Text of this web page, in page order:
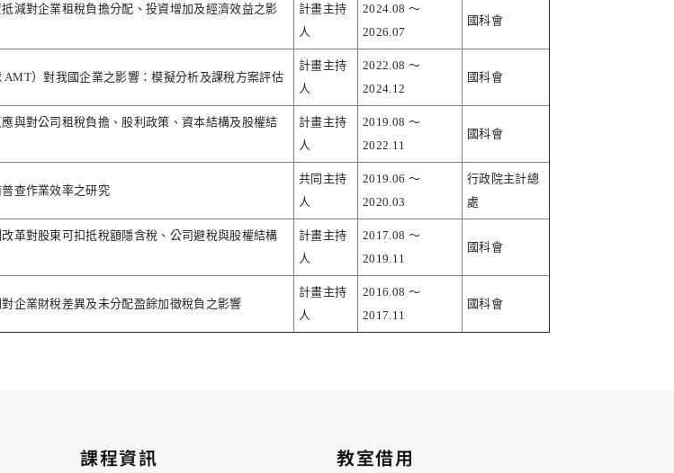
減對企業租稅負擔分配、投資增加及經濟效益之影
計畫主持
人
2024.08 ～
2026.07
國科會
AMT）對我國企業之影響：模擬分析及課稅方案評估
計畫主持
人
2022.08 ～
2024.12
國科會
與對公司租稅負擔、股利政策、資本結構及股權結
計畫主持
人
2019.08 ～
2022.11
國科會
查作業效率之研究
共同主持
人
2019.06 ～
2020.03
行政院主計總
處
革對股東可扣抵稅額隱含稅、公司避稅與股權結構
計畫主持
人
2017.08 ～
2019.11
國科會
企業財稅差異及未分配盈餘加徵稅負之影響
計畫主持
人
2016.08 ～
2017.11
國科會
課程資訊 教室借用